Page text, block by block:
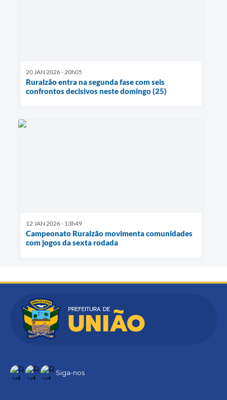
20 JAN 2026 - 20h05
Ruralzão entra na segunda fase com seis
confrontos decisivos neste domingo (25)
12 JAN 2026 - 13h49
Campeonato Ruralzão movimenta comunidades
com jogos da sexta rodada
Siga-nos